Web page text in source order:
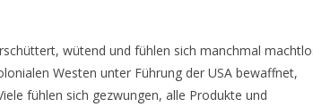
wütend und fühlen sich manchmal
Westen unter Führung der USA bewaffnet,
fühlen sich gezwungen, alle Produkte und